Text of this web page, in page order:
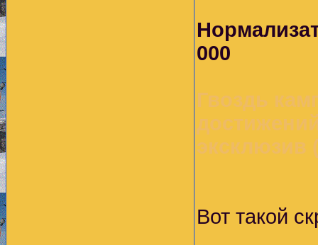
000
Гвоздь
эксклюзив
Вот такой